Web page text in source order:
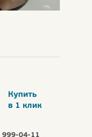
Купить
в 1 клик
999-04-11